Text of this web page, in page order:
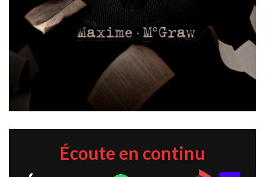
Écoute en continu